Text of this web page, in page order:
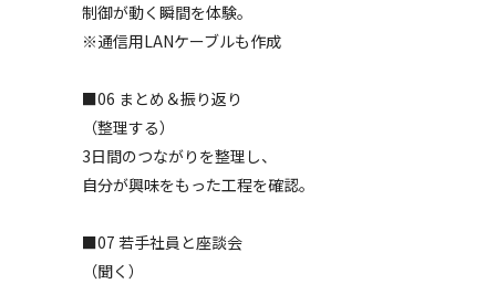
制御が動く瞬間を体験。
※通信用LANケーブルも作成
■06 まとめ＆振り返り
（整理する）
3日間のつながりを整理し、
自分が興味をもった工程を確認。
■07 若手社員と座談会
（聞く）